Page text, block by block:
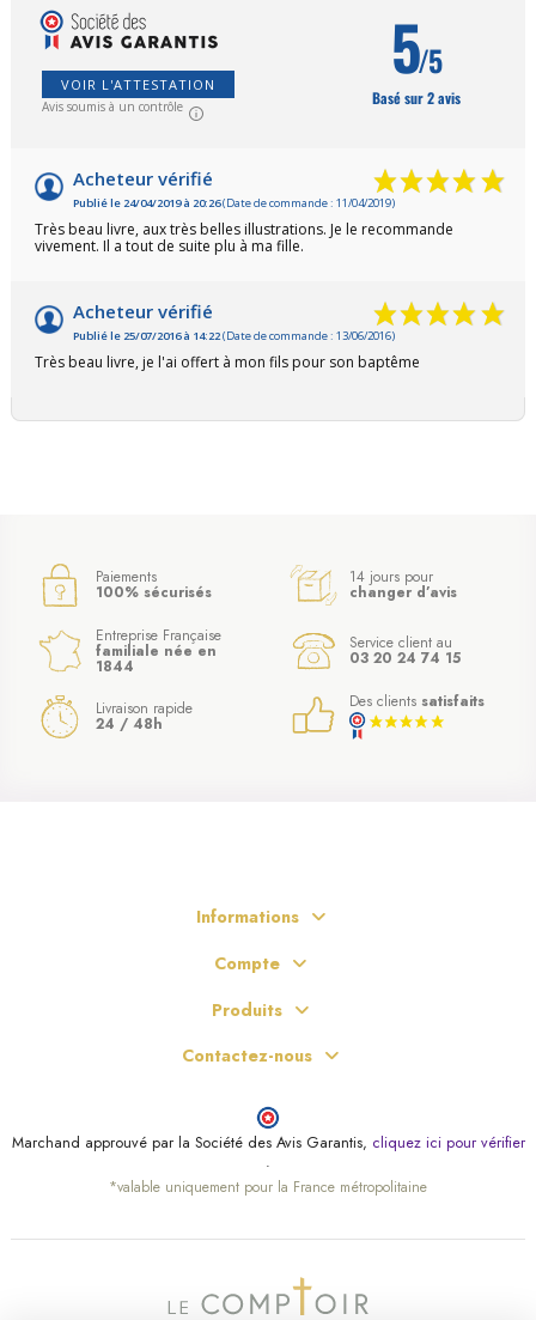
VOIR L'ATTESTATION
Avis soumis à un contrôle
5/5
Basé sur 2 avis
Acheteur vérifié
Publié le 24/04/2019 à 20:26(Date de commande : 11/04/2019)
Très beau livre, aux très belles illustrations. Je le recommande
vivement. Il a tout de suite plu à ma fille.
Acheteur vérifié
Publié le 25/07/2016 à 14:22(Date de commande : 13/06/2016)
Très beau livre, je l'ai offert à mon fils pour son baptême
Paiements
100% sécurisés
14 jours pour
changer d’avis
Entreprise Française
familiale née en
1844
Service client au
03 20 24 74 15
Livraison rapide
24 / 48h
Des clients satisfaits
Informations
Compte
Produits
Contactez-nous
Marchand approuvé par la Société des Avis Garantis, cliquez ici pour vérifier
.
*valable uniquement pour la France métropolitaine